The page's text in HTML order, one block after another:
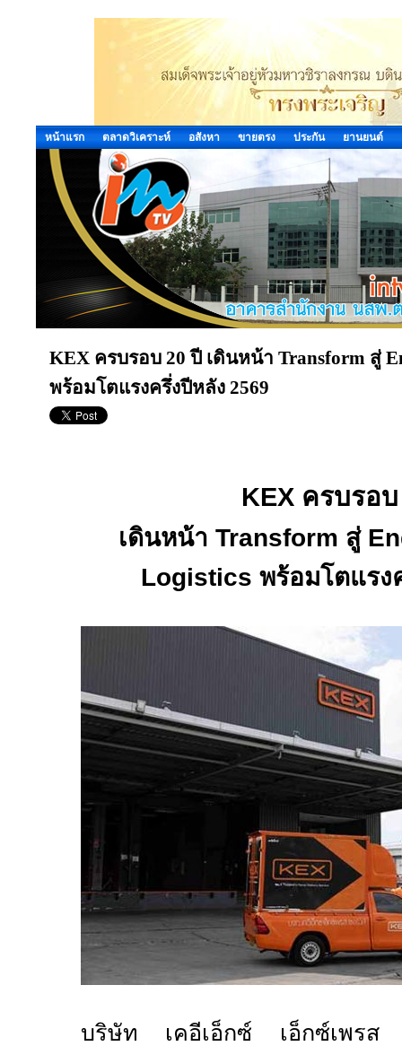
หน้าแรก ตลาดวิเคราะห์ อสังหา ขายตรง ประกัน ยานยนต์
KEX ครบรอบ 20 ปี เดินหน้า Transform สู่
พร้อมโตแรงครึ่งปีหลัง 2569
KEX ครบรอ
เดินหน้า Transform สู่
Logistics พร้อมโตแร
บริษัท เคอีเอ็กซ์ เอ็กซ์เพรส